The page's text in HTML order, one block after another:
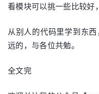
看模块可以挑一些比较好
从别人的代码里学到东
远的，与各位共勉。
全文完